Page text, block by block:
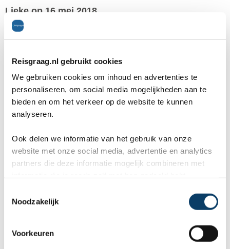
Reisgraag.nl gebruikt cookies
We gebruiken cookies om inhoud en advertenties te
personaliseren, om social media mogelijkheden aan te
bieden en om het verkeer op de website te kunnen
analyseren.
Ook delen we informatie van het gebruik van onze
website met onze social media, advertentie en analytics
partners die deze informatie mogelijk combineren met
Noodzakelijk
Voorkeuren
Lieke op 16 mei 2018
plaats: Tbilisi, reisperiode: mei 2018
Een ontzettend gevarieerd land met voor ieder wat
wils. Van bergen tot strand en lekker eten met goede
wijn! Van lokaal in een robuust restaurant tot
gastronomisch! Een land in opkomst en daardoor
Algemeen
10
Cultuur
8
Restaurants
Inwoners